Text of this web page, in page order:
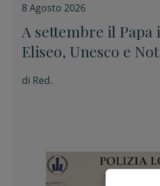
8 Agosto 2026
A settembre il
Eliseo, Unesco e
di Red.